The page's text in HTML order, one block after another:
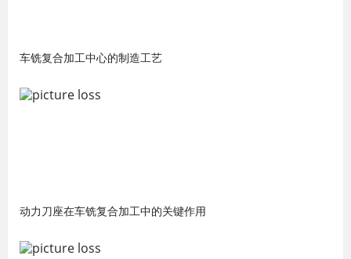
车铣复合加工中心的制造工艺
动力刀座在车铣复合加工中的关键作用